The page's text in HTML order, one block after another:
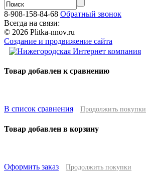
8-908-158-84-68 Обратный звонок
Всегда на связи:
© 2026 Plitka-nnov.ru
Создание и продвижение сайта
Товар добавлен к сравнению
В список сравнения Продолжить покупки
Товар добавлен в корзину
Оформить заказ Продолжить покупки